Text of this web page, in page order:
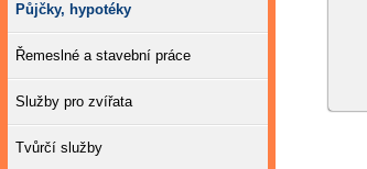
Půjčky, hypotéky
Řemeslné a stavební práce
Služby pro zvířata
Tvůrčí služby